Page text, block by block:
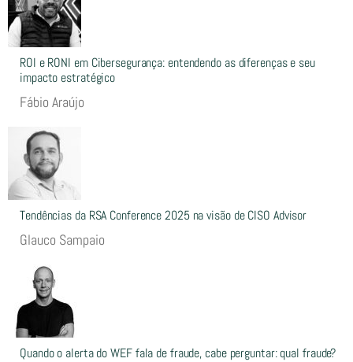
ROI e RONI em Cibersegurança: entendendo as diferenças e seu
impacto estratégico
Fábio Araújo
Tendências da RSA Conference 2025 na visão de CISO Advisor
Glauco Sampaio
Quando o alerta do WEF fala de fraude, cabe perguntar: qual fraude?